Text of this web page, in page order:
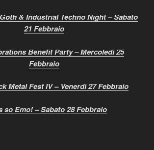
& Industrial Techno Night – Sabato
21 Febbraio
Benefit Party – Mercoledì 25
Febbraio
Metal Fest IV – Venerdì 27 Febbraio
so Emo! – Sabato 28 Febbraio